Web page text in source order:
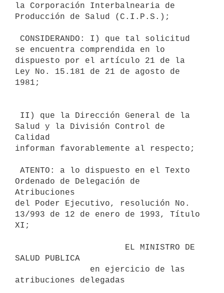
la Corporación Interbalnearia de
Producción de Salud (C.I.P.S.);
se encuentra comprendida en lo
dispuesto por el artículo 21 de la
Ley No. 15.181 de 21 de agosto de
1981;
Salud y la División Control de
Calidad
informan favorablemente al respecto;
Ordenado de Delegación de
Atribuciones
del Poder Ejecutivo, resolución No.
13/993 de 12 de enero de 1993, Título
XI;
SALUD PUBLICA
atribuciones delegadas